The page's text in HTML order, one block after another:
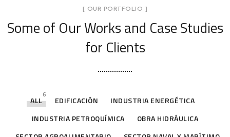
[ OUR PORTFOLIO ]
Some of Our Worksand Case Studies
for Clients
ALL
6
EDIFICACIÓN
INDUSTRIA ENERGÉTICA
INDUSTRIA PETROQUÍMICA
OBRA HIDRÁULICA